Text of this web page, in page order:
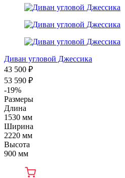
Диван угловой Джессика
43 500 ₽
53 590 ₽
-19%
Размеры
Длина
1530 мм
Ширина
2220 мм
Высота
900 мм